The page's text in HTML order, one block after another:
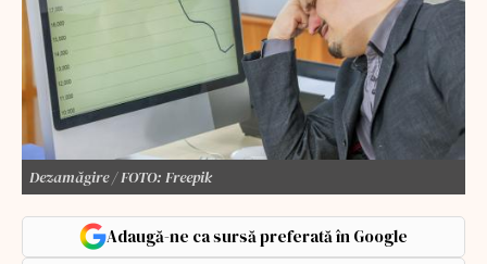
Dezamăgire / FOTO: Freepik
Adaugă-ne ca sursă preferată în Google